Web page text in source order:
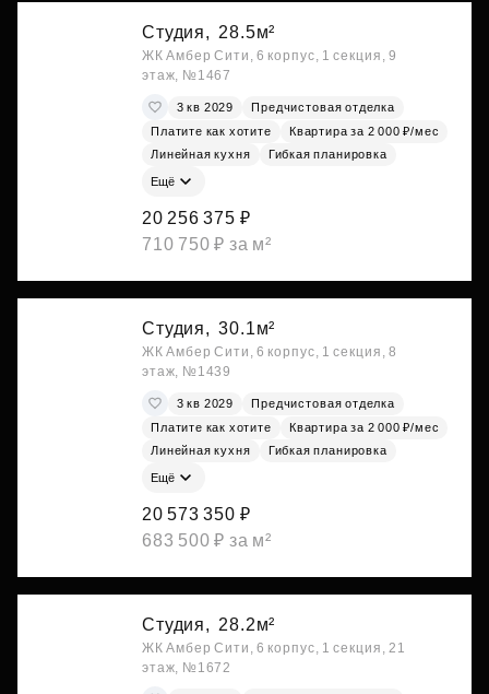
Студия, 28.5м²
ЖК Амбер Сити, 6 корпус, 1 секция, 9
этаж, №1467
3 кв 2029
Предчистовая отделка
Платите как хотите
Квартира за 2 000 ₽/мес
Линейная кухня
Гибкая планировка
Ещё
20 256 375 ₽
710 750 ₽ за м²
Студия, 30.1м²
ЖК Амбер Сити, 6 корпус, 1 секция, 8
этаж, №1439
3 кв 2029
Предчистовая отделка
Платите как хотите
Квартира за 2 000 ₽/мес
Линейная кухня
Гибкая планировка
Ещё
20 573 350 ₽
683 500 ₽ за м²
Студия, 28.2м²
ЖК Амбер Сити, 6 корпус, 1 секция, 21
этаж, №1672